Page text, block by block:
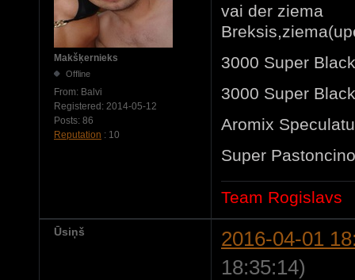
Makšķernieks
Offline
From: Balvi
Registered: 2014-05-12
Posts: 86
Reputation : 10
vai der ziema
3000 Super
3000 Super
Aromix
Super
Team Rogislavs
Ūsiņš
2016-04-01
18:35:14)